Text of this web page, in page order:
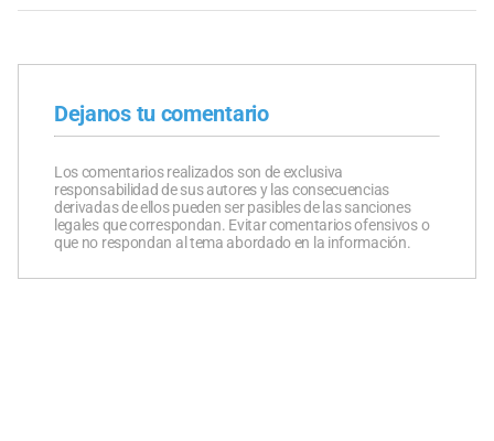
Dejanos tu comentario
Los comentarios realizados son de exclusiva
responsabilidad de sus autores y las consecuencias
derivadas de ellos pueden ser pasibles de las sanciones
legales que correspondan. Evitar comentarios ofensivos o
que no respondan al tema abordado en la información.